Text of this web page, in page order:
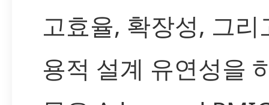
고효율, 확장성, 그리
용적 설계 유연성을